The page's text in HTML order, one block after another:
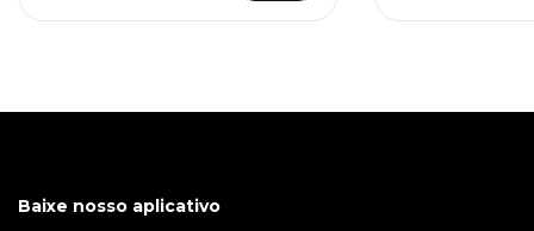
Baixe nosso aplicativo